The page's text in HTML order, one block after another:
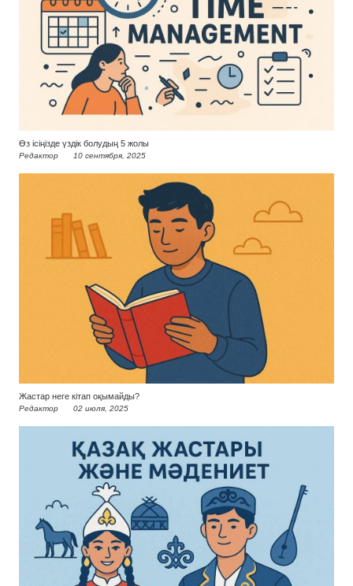
Өз ісіңізде үздік болудың 5 жолы
Редактор 10 сентября, 2025
Жастар неге кітап оқымайды?
Редактор 02 июля, 2025